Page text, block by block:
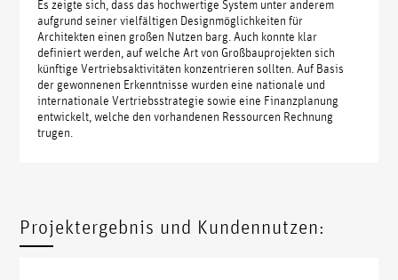
Es zeigte sich, dass das hochwertige System unter anderem
aufgrund seiner vielfältigen Designmöglichkeiten für
Architekten einen großen Nutzen barg. Auch konnte klar
definiert werden, auf welche Art von Großbauprojekten sich
künftige Vertriebsaktivitäten konzentrieren sollten. Auf Basis
der gewonnenen Erkenntnisse wurden eine nationale und
internationale Vertriebsstrategie sowie eine Finanzplanung
entwickelt, welche den vorhandenen Ressourcen Rechnung
trugen.
Projektergebnis und Kundennutzen: